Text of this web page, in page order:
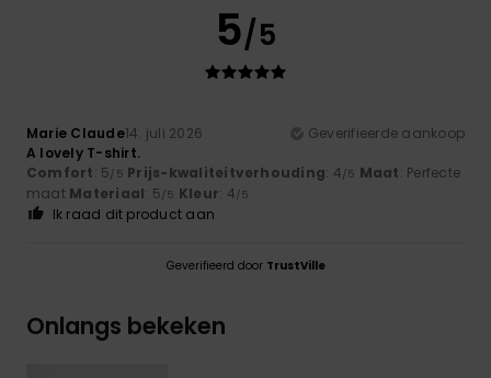
5/5
Marie Claude14. juli 2026
Geverifieerde aankoop
A lovely T-shirt.
Comfort: 5/5 Prijs-kwaliteitverhouding: 4/5 Maat: Perfecte
maat Materiaal: 5/5 Kleur: 4/5
Ik raad dit product aan
Geverifieerd door TrustVille
Onlangs bekeken